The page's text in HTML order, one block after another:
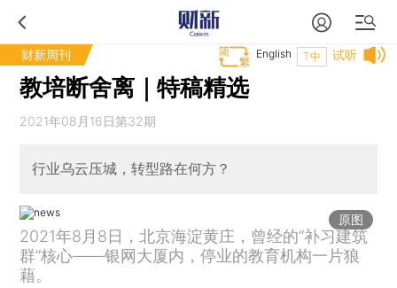
财新周刊 试听
T中
English
教培断舍离｜特稿精选
2021年08月16日第32期
行业乌云压城，转型路在何方？
原图
2021年8月8日，北京海淀黄庄，曾经的“补习建筑
群”核心——银网大厦内，停业的教育机构一片狼
藉。